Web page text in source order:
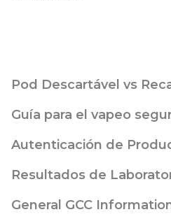
Pod Descartável vs
Guía para el vapeo
Autenticación de
Resultados de
General GCC